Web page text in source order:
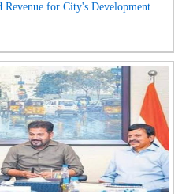
Revenue for City's Development...